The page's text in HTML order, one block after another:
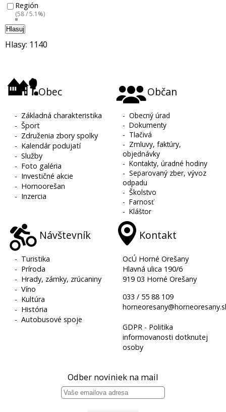
Región
(58 / 5.1%)
Hlasuj
Hlasy: 1140
Obec
- Základná charakteristika
-Šport
- Združenia zbory spolky
- Kalendár podujatí
-Služby
- Foto galéria
- Investičné akcie
- Hornoorešan
- Inzercia
Občan
-Obecný úrad
-Dokumenty
- Tlačivá
- Zmluvy, faktúry,
objednávky
-Kontakty, úradné hodiny
-Separovaný zber, vývoz
odpadu
-Školstvo
-Farnosť
-Kláštor
Návštevník
- Turistika
- Príroda
- Hrady, zámky, zrúcaniny
-Víno
- Kultúra
- História
-Autobusové spoje
Kontakt
OcÚ Horné Orešany
Hlavná ulica 190/6
919 03 Horné Orešany
033 / 55 88 109
GDPR - Politika
informovanosti dotknutej
osoby
Odber noviniek na mail